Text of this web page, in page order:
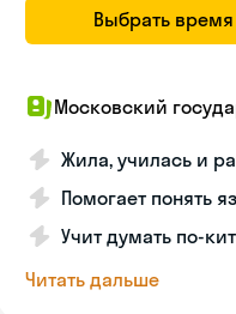
Выбрать время
Московский
Жила, училась и
Помогает понять
Учит думать по-
Читать дальше